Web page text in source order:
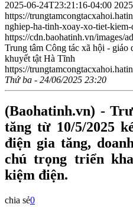
2025-06-24T23:21:16-04:00
https://
nghiep-ha-tinh-xoay-xo-tiet-
https://cdn.baohatinh.vn/images/
Trung tâm Công tác xã hội - giáo
khuyết tật Hà Tĩnh
https://
Thứ ba - 24/06/2025 23:20
(Baohatinh.vn) -
tăng từ 10/5/2025
điện gia tăng,
chú trọng triển
kiệm điện.
chia sẻ0